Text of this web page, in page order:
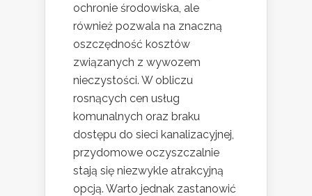
ochronie środowiska, ale
również pozwala na znaczną
oszczędność kosztów
związanych z wywozem
nieczystości. W obliczu
rosnących cen usług
komunalnych oraz braku
dostępu do sieci kanalizacyjnej,
przydomowe oczyszczalnie
stają się niezwykle atrakcyjną
opcją. Warto jednak zastanowić